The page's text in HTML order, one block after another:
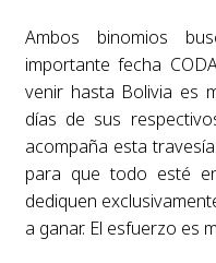
Ambos binomios
importante fecha
venir hasta Bolivia es
días de sus
acompaña esta
para que todo esté
dediquen
a ganar. El esfuerzo es